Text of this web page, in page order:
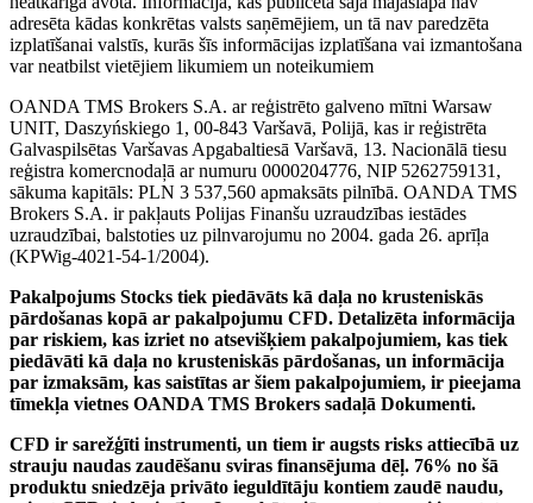
adresēta kādas konkrētas valsts saņēmējiem, un tā nav paredzēta
izplatīšanai valstīs, kurās šīs informācijas izplatīšana vai izmantošana
var neatbilst vietējiem likumiem un noteikumiem
OANDA TMS Brokers S.A. ar reģistrēto galveno mītni Warsaw
UNIT, Daszyńskiego 1, 00-843 Varšavā, Polijā, kas ir reģistrēta
Galvaspilsētas Varšavas Apgabaltiesā Varšavā, 13. Nacionālā tiesu
reģistra komercnodaļā ar numuru 0000204776, NIP 5262759131,
sākuma kapitāls: PLN 3 537,560 apmaksāts pilnībā. OANDA TMS
Brokers S.A. ir pakļauts Polijas Finanšu uzraudzības iestādes
uzraudzībai, balstoties uz pilnvarojumu no 2004. gada 26. aprīļa
(KPWig-4021-54-1/2004).
Pakalpojums Stocks tiek piedāvāts kā daļa no krusteniskās
pārdošanas kopā ar pakalpojumu CFD. Detalizēta informācija
par riskiem, kas izriet no atsevišķiem pakalpojumiem, kas tiek
piedāvāti kā daļa no krusteniskās pārdošanas, un informācija
par izmaksām, kas saistītas ar šiem pakalpojumiem, ir pieejama
tīmekļa vietnes OANDA TMS Brokers sadaļā Dokumenti.
CFD ir sarežģīti instrumenti, un tiem ir augsts risks attiecībā uz
strauju naudas zaudēšanu sviras finansējuma dēļ. 76% no šā
produktu sniedzēja privāto ieguldītāju kontiem zaudē naudu,